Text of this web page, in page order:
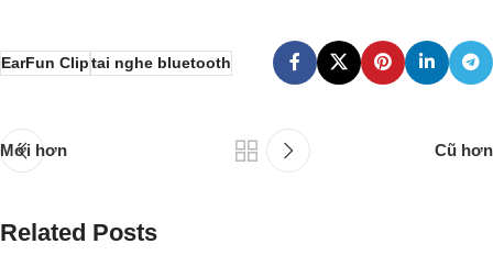
EarFun Clip tai nghe bluetooth
Mới hơn Cũ hơn
Related Posts